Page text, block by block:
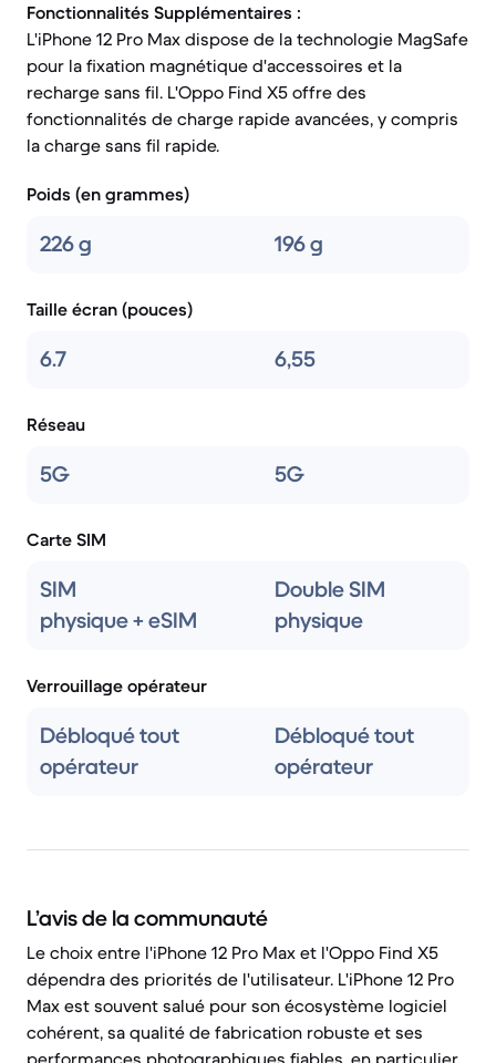
Fonctionnalités Supplémentaires :
L'iPhone 12 Pro Max dispose de la technologie MagSafe
pour la fixation magnétique d'accessoires et la
recharge sans fil. L'Oppo Find X5 offre des
fonctionnalités de charge rapide avancées, y compris
la charge sans fil rapide.
Poids (en grammes)
226 g 196 g
Taille écran (pouces)
6.7 6,55
Réseau
5G 5G
Carte SIM
SIM
physique + eSIM
Double SIM
physique
Verrouillage opérateur
Débloqué tout
opérateur
Débloqué tout
opérateur
L’avis de la communauté
Le choix entre l'iPhone 12 Pro Max et l'Oppo Find X5
dépendra des priorités de l'utilisateur. L'iPhone 12 Pro
Max est souvent salué pour son écosystème logiciel
cohérent, sa qualité de fabrication robuste et ses
performances photographiques fiables, en particulier